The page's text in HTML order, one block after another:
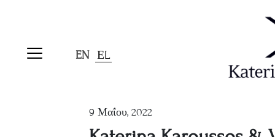
EN ΕL
9 Μαΐου, 2022